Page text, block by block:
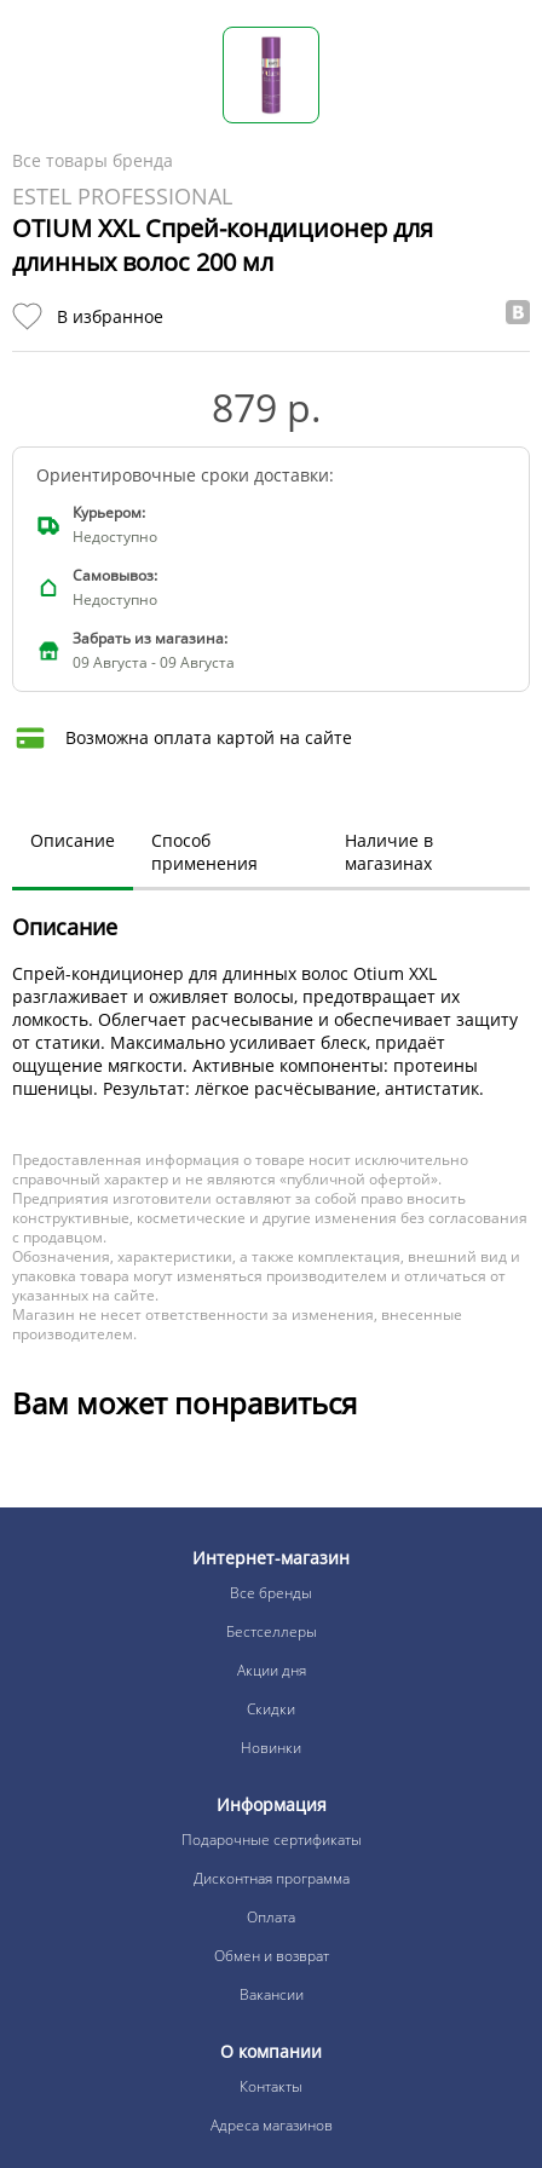
Все товары бренда
ESTEL PROFESSIONAL
OTIUM XXL Спрей-кондиционер для
длинных волос 200 мл
В избранное
879 р.
Ориентировочные сроки доставки:
Курьером:
Недоступно
Самовывоз:
Недоступно
Забрать из магазина:
09 Августа - 09 Августа
Возможна оплата картой на сайте
Описание
Способ
применения
Наличие в
магазинах
Описание
Спрей-кондиционер для длинных волос Otium XXL
разглаживает и оживляет волосы, предотвращает их
ломкость. Облегчает расчесывание и обеспечивает защиту
от статики. Максимально усиливает блеск, придаёт
ощущение мягкости. Активные компоненты: протеины
пшеницы. Результат: лёгкое расчёсывание, антистатик.
Предоставленная информация о товаре носит исключительно
справочный характер и не являются «публичной офертой».
Предприятия изготовители оставляют за собой право вносить
конструктивные, косметические и другие изменения без согласования
с продавцом.
Обозначения, характеристики, а также комплектация, внешний вид и
упаковка товара могут изменяться производителем и отличаться от
указанных на сайте.
Магазин не несет ответственности за изменения, внесенные
производителем.
Вам может понравиться
Интернет-магазин
Все бренды
Бестселлеры
Акции дня
Скидки
Новинки
Информация
Подарочные сертификаты
Дисконтная программа
Оплата
Обмен и возврат
Вакансии
О компании
Контакты
Адреса магазинов